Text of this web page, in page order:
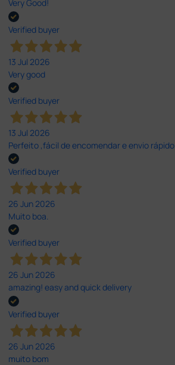
Very Good!
Verified buyer
13 Jul 2026
Very good
Verified buyer
13 Jul 2026
Perfeito ,fácil de encomendar e envio rápido
Verified buyer
26 Jun 2026
Muito boa.
Verified buyer
26 Jun 2026
amazing! easy and quick delivery
Verified buyer
26 Jun 2026
muito bom